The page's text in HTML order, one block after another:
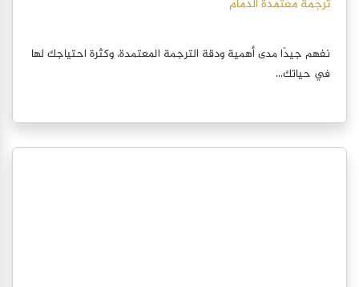
ترجمة معتمدة الدمام
نفهم جيدًا مدى أهمية ودقة الترجمة المعتمدة، وكثرة احتياجك لها
في حياتك...